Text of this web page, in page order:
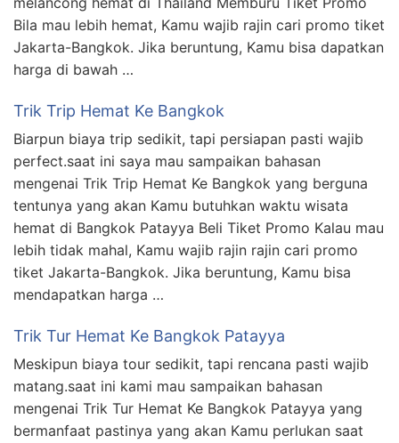
Bila mau lebih hemat, Kamu wajib rajin cari promo tiket
Jakarta-Bangkok. Jika beruntung, Kamu bisa dapatkan
harga di bawah …
Trik Trip Hemat Ke Bangkok
Biarpun biaya trip sedikit, tapi persiapan pasti wajib
perfect.saat ini saya mau sampaikan bahasan
mengenai Trik Trip Hemat Ke Bangkok yang berguna
tentunya yang akan Kamu butuhkan waktu wisata
hemat di Bangkok Patayya Beli Tiket Promo Kalau mau
lebih tidak mahal, Kamu wajib rajin rajin cari promo
tiket Jakarta-Bangkok. Jika beruntung, Kamu bisa
mendapatkan harga …
Trik Tur Hemat Ke Bangkok Patayya
Meskipun biaya tour sedikit, tapi rencana pasti wajib
matang.saat ini kami mau sampaikan bahasan
mengenai Trik Tur Hemat Ke Bangkok Patayya yang
bermanfaat pastinya yang akan Kamu perlukan saat